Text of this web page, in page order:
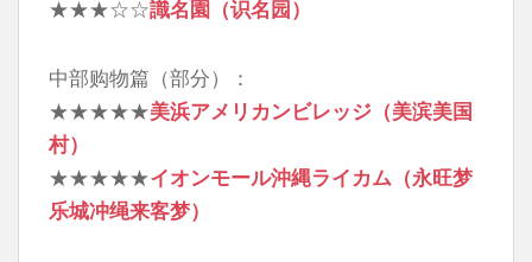
★★★☆☆識名園（识名园）
中部购物篇（部分）：
★★★★★美浜アメリカンビレッジ（美滨美国
村）
★★★★★イオンモール沖縄ライカム（永旺梦
乐城冲绳来客梦）